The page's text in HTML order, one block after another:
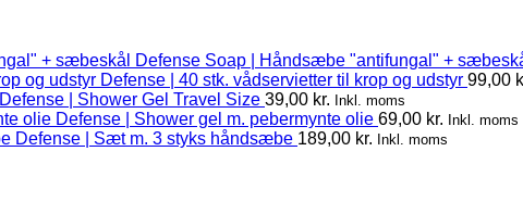
Defense Soap | Håndsæbe "antifungal" +
Defense | 40 stk. vådservietter til krop og udstyr 99,00
Defense | Shower Gel Travel Size 39,00 kr. Inkl. moms
Defense | Shower gel m. pebermynte olie 69,00 kr. Inkl. moms
Defense | Sæt m. 3 styks håndsæbe 189,00 kr. Inkl. moms